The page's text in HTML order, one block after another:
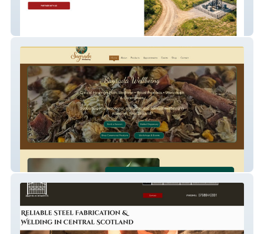
Sagrada Wellbeing